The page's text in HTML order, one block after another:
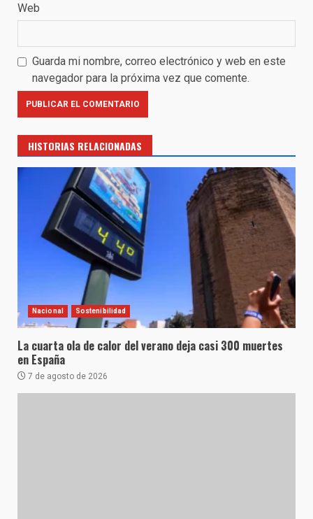
Web
Guarda mi nombre, correo electrónico y web en este
navegador para la próxima vez que comente.
HISTORIAS RELACIONADAS
Nacional Sostenibilidad
La cuarta ola de calor del verano deja casi 300 muertes
en España
7 de agosto de 2026